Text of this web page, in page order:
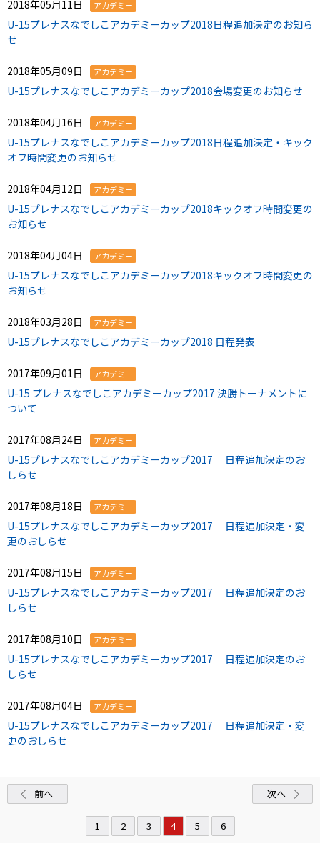
2018年05月11日 アカデミー
U-15プレナスなでしこアカデミーカップ2018日程追加決定のお知ら
せ
2018年05月09日 アカデミー
U-15プレナスなでしこアカデミーカップ2018会場変更のお知らせ
2018年04月16日 アカデミー
U-15プレナスなでしこアカデミーカップ2018日程追加決定・キック
オフ時間変更のお知らせ
2018年04月12日 アカデミー
U-15プレナスなでしこアカデミーカップ2018キックオフ時間変更の
お知らせ
2018年04月04日 アカデミー
U-15プレナスなでしこアカデミーカップ2018キックオフ時間変更の
お知らせ
2018年03月28日 アカデミー
U-15プレナスなでしこアカデミーカップ2018 日程発表
2017年09月01日 アカデミー
U-15 プレナスなでしこアカデミーカップ2017 決勝トーナメントに
ついて
2017年08月24日 アカデミー
U-15プレナスなでしこアカデミーカップ2017 日程追加決定のお
しらせ
2017年08月18日 アカデミー
U-15プレナスなでしこアカデミーカップ2017 日程追加決定・変
更のおしらせ
2017年08月15日 アカデミー
U-15プレナスなでしこアカデミーカップ2017 日程追加決定のお
しらせ
2017年08月10日 アカデミー
U-15プレナスなでしこアカデミーカップ2017 日程追加決定のお
しらせ
2017年08月04日 アカデミー
U-15プレナスなでしこアカデミーカップ2017 日程追加決定・変
更のおしらせ
前へ
1 2 3 4 5 6
次へ